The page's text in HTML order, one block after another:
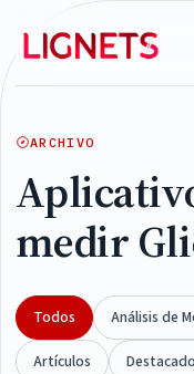
ARCHIVO
medir
Todos Análisis de
Artículos